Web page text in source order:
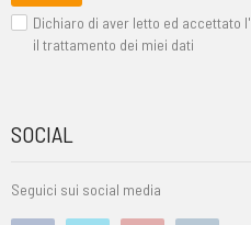
Dichiaro di aver letto ed accettato l'
il trattamento dei miei dati
SOCIAL
Seguici sui social media